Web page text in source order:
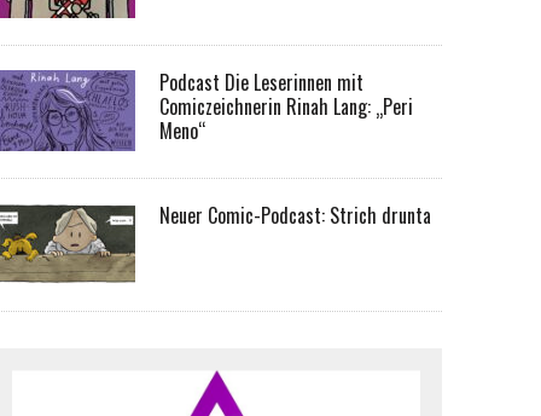
Podcast Die Leserinnen mit
Comiczeichnerin Rinah Lang: „Peri
Meno“
Neuer Comic-Podcast: Strich drunta